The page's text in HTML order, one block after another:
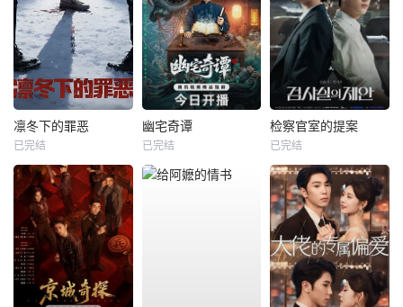
凛冬下的罪恶
已完结
幽宅奇谭
已完结
检察官室的提案
已完结